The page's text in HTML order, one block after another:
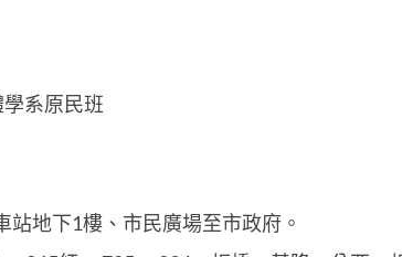
系原民班
站地下1樓、市民廣場至市政府。